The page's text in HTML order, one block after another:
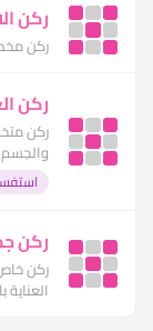
ركن
ركن
ركن
ركن
ركن
ركن